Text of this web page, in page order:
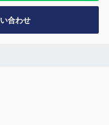
合わせ